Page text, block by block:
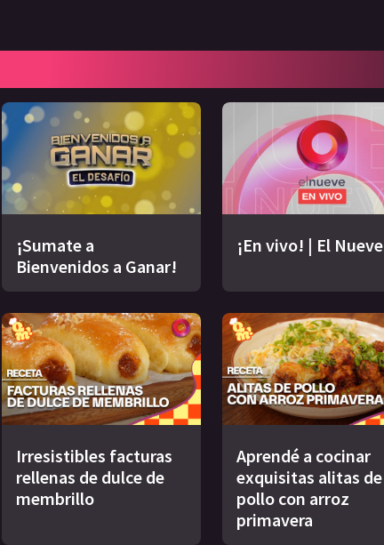
¡Sumate a
Bienvenidos a Ganar!
¡En vivo! | El Nueve
Irresistibles facturas
rellenas de dulce de
membrillo
Aprendé a cocinar
exquisitas alitas de
pollo con arroz
primavera